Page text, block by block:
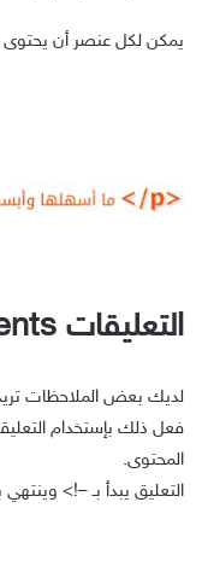
يمكن لكل عنصر أن
التعليقات Comments
المحتوى.
التعليق يبدأ بـ–!> وينتهي